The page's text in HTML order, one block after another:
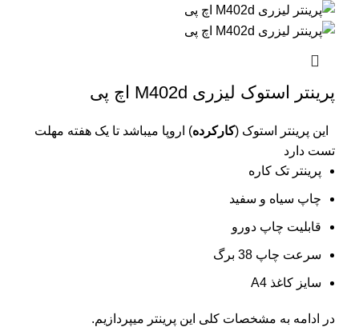
پرینتر استوک لیزری M402d اچ پی
این پرینتر استوک (کارکرده) اروپا میباشد تا یک هفته مهلت
تست دارد
پرینتر تک کاره
چاپ سیاه و سفید
قابلیت چاپ دورو
سرعت چاپ 38 برگ
سایز کاغذ A4
در ادامه به مشخصات کلی این پرینتر میپردازیم.